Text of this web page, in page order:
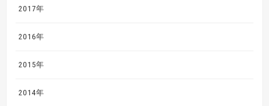
2017年
2016年
2015年
2014年